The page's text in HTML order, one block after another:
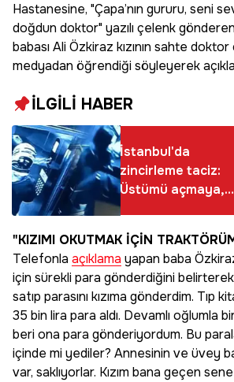
Hastanesine, "Çapa’nın gururu, seni
doğdun doktor" yazılı çelenk
babası Ali Özkiraz kızının sahte
medyadan öğrendiği söyleyerek
İLGİLİ HABER
İstanbul'da
zincirleme taciz:
Üstümü açmaya,
parçalamaya
"KIZIMI OKUTMAK İÇİN
Telefonla açıklama yapan baba
için sürekli para gönderdiğini
satıp parasını kızıma gönderdim. Tıp
35 bin lira para aldı. Devamlı oğlumla
beri ona para gönderiyordum. Bu
içinde mi yediler? Annesinin ve üvey
var, saklıyorlar. Kızım bana geçen